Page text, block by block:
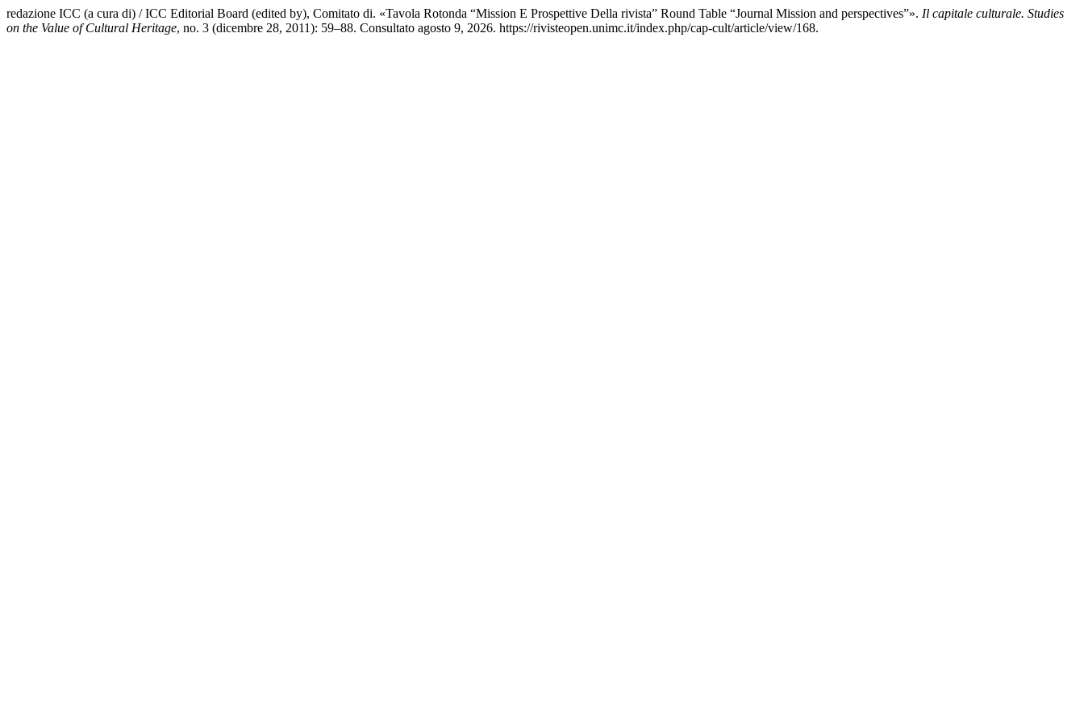
redazione ICC (a cura di) / ICC Editorial Board (edited by), Comitato di. «Tavola Rotonda “Mission E Prospettive Della rivista” Round Table “Journal Mission and perspectives”». Il capitale culturale. Studies
on the Value of Cultural Heritage, no. 3 (dicembre 28, 2011): 59–88. Consultato agosto 9, 2026. https://rivisteopen.unimc.it/index.php/cap-cult/article/view/168.